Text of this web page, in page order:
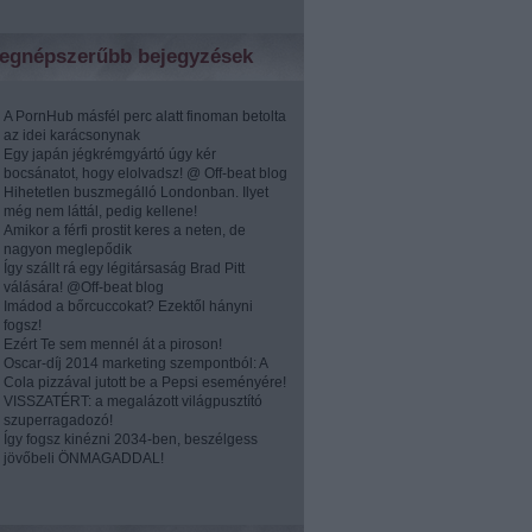
bejegyzések
A PornHub másfél perc alatt finoman betolta
az idei karácsonynak
Egy japán jégkrémgyártó úgy kér
bocsánatot, hogy elolvadsz! @ Off-beat blog
Hihetetlen buszmegálló Londonban. Ilyet
még nem láttál, pedig kellene!
Amikor a férfi prostit keres a neten, de
nagyon meglepődik
Így szállt rá egy légitársaság Brad Pitt
válására! @Off-beat blog
Imádod a bőrcuccokat? Ezektől hányni
fogsz!
Ezért Te sem mennél át a piroson!
Oscar-díj 2014 marketing szempontból: A
Cola pizzával jutott be a Pepsi eseményére!
VISSZATÉRT: a megalázott világpusztító
szuperragadozó!
Így fogsz kinézni 2034-ben, beszélgess
jövőbeli ÖNMAGADDAL!